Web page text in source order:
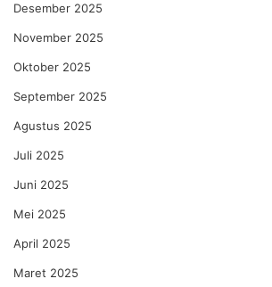
Desember 2025
November 2025
Oktober 2025
September 2025
Agustus 2025
Juli 2025
Juni 2025
Mei 2025
April 2025
Maret 2025